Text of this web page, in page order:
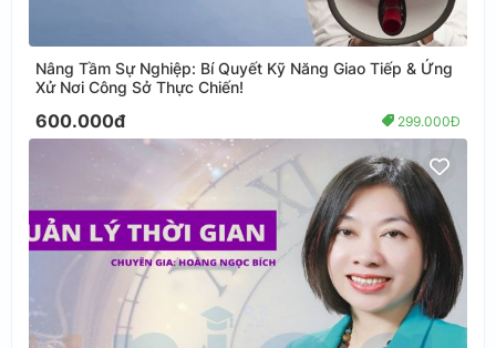
Nâng Tầm Sự Nghiệp: Bí Quyết Kỹ Năng Giao Tiếp & Ứng
Xử Nơi Công Sở Thực Chiến!
600.000đ 299.000Đ